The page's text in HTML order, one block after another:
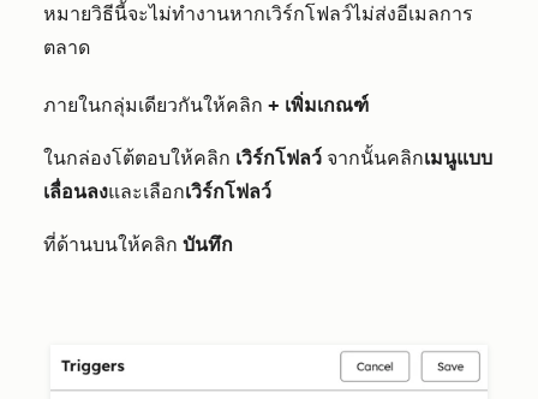
หมายวิธีนี้จะไม่ทำงานหากเวิร์กโฟลว์ไม่ส่งอีเมลการ
ตลาด
ภายในกลุ่มเดียวกันให้คลิก + เพิ่มเกณฑ์
ในกล่องโต้ตอบให้คลิก เวิร์กโฟลว์ จากนั้นคลิกเมนูแบบ
เลื่อนลงและเลือกเวิร์กโฟลว์
ที่ด้านบนให้คลิก บันทึก